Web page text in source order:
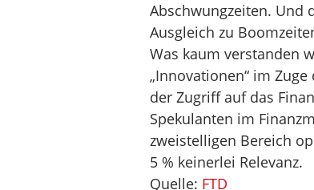
Abschwungzeiten. Und
Ausgleich zu
Was kaum verstanden
„Innovationen“ im
der Zugriff auf das
Spekulanten im
zweistelligen Bereich
5 % keinerlei Relevanz.
Quelle: FTD